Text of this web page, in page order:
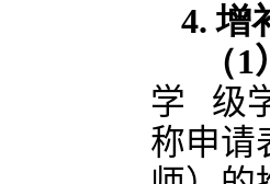
4.增
（1
学 级
称申请